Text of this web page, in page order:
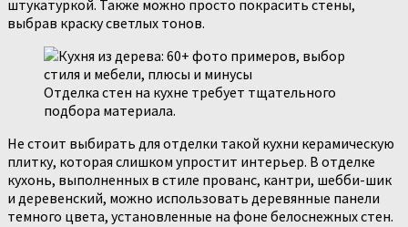
штукатуркой. Также можно просто покрасить стены,
выбрав краску светлых тонов.
Отделка стен на кухне требует тщательного
подбора материала.
Не стоит выбирать для отделки такой кухни керамическую
плитку, которая слишком упростит интерьер. В отделке
кухонь, выполненных в стиле прованс, кантри, шебби-шик
и деревенский, можно использовать деревянные панели
темного цвета, установленные на фоне белоснежных стен.